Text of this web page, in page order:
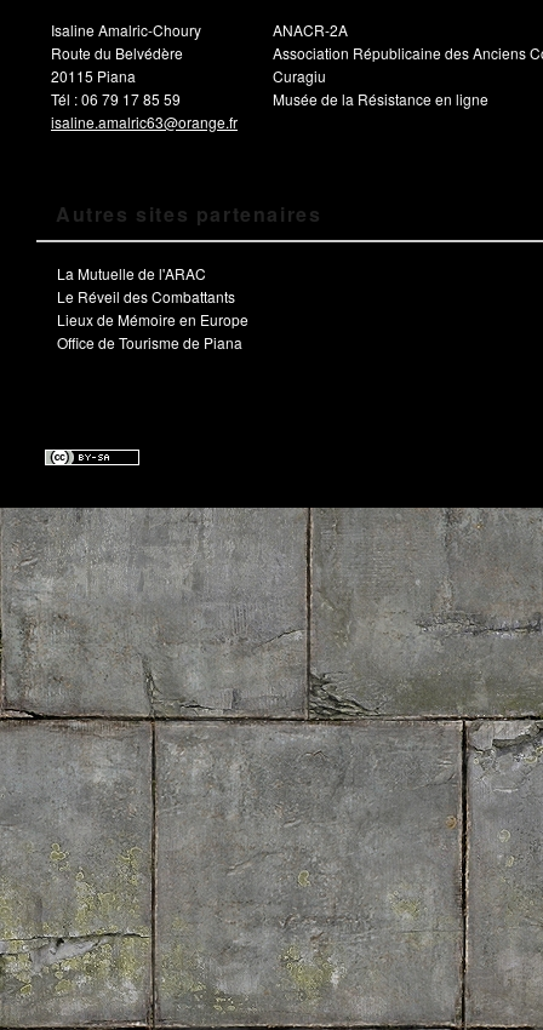
Isaline Amalric-Choury
Route du Belvédère
20115 Piana
Tél : 06 79 17 85 59
isaline.amalric63@orange.fr
ANACR-2A
Association Républicaine des Anciens
Curagiu
Musée de la Résistance en ligne
Autres sites partenaires
La Mutuelle de l'ARAC
Le Réveil des Combattants
Lieux de Mémoire en Europe
Office de Tourisme de Piana